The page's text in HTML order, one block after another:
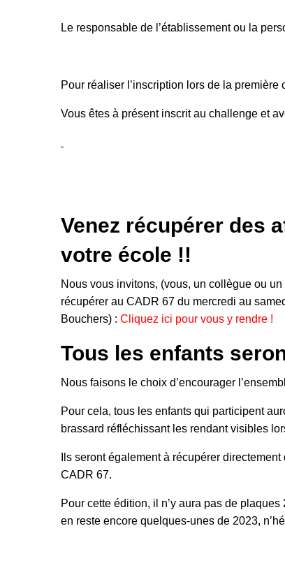
Le responsable de l’établissement ou la
Pour réaliser l’inscription lors de la
Vous êtes à présent inscrit au challenge et
Venez récupérer des
votre école !!
Nous vous invitons, (vous, un collègue ou
récupérer au CADR 67 du mercredi au
Bouchers) : Cliquez ici pour vous y rendre !
Tous les enfants
Nous faisons le choix d’encourager
Pour cela, tous les enfants qui participent
brassard réfléchissant les rendant visibles
Ils seront également à récupérer
CADR 67.
Pour cette édition, il n’y aura pas de
en reste encore quelques-unes de 2023,